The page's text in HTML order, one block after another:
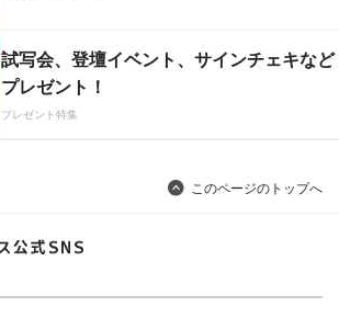
試写会、登壇イベント、サインチェキなど
プレゼント！
プレゼント特集
このページのトップへ